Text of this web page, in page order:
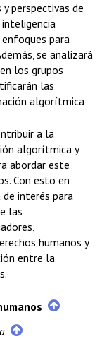
perspectivas de
para
se analizará
los grupos
las
algorítmica
a la
algorítmica y
abordar este
Con esto en
interés para
las
humanos y
entre la